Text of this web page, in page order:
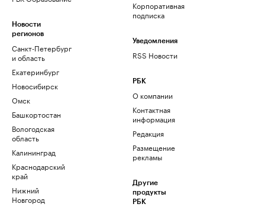
Новости
регионов
Санкт-Петербург
и область
Екатеринбург
Новосибирск
Омск
Башкортостан
Вологодская
область
Калининград
Краснодарский
край
Нижний
Новгород
Корпоративная
подписка
Уведомления
RSS Новости
РБК
О компании
Контактная
информация
Редакция
Размещение
рекламы
Другие
продукты
РБК